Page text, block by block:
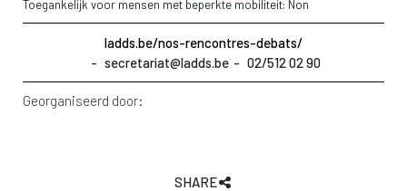
Toegankelijk voor mensen met beperkte mobiliteit: Non
ladds.be/nos-rencontres-debats/
secretariat@ladds.be
02/512 02 90
Georganiseerd door:
SHARE